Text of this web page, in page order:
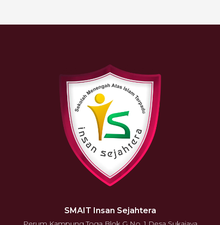
SMAIT Insan Sejahtera